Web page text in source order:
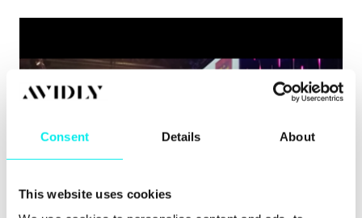
Consent Details About
This website uses cookies